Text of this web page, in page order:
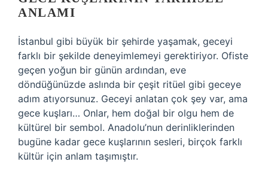
ANLAMI
İstanbul gibi büyük bir şehirde yaşamak, geceyi
farklı bir şekilde deneyimlemeyi gerektiriyor. Ofiste
geçen yoğun bir günün ardından, eve
döndüğünüzde aslında bir çeşit ritüel gibi geceye
adım atıyorsunuz. Geceyi anlatan çok şey var, ama
gece kuşları… Onlar, hem doğal bir olgu hem de
kültürel bir sembol. Anadolu’nun derinliklerinden
bugüne kadar gece kuşlarının sesleri, birçok farklı
kültür için anlam taşımıştır.